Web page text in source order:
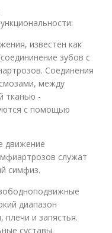
известен как
зубов с
Соединения
между
тканью -
с помощью
движение
служат
симфиз.
диапазон
и запястья.
суставы.